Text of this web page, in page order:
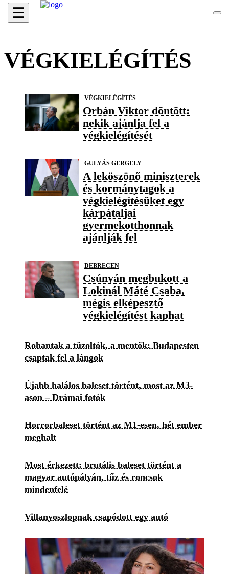
☰
VÉGKIELÉGÍTÉS
VÉGKIELÉGÍTÉS
Orbán Viktor döntött:
nekik ajánlja fel a
végkielégítését
GULYÁS GERGELY
A leköszönő miniszterek
és kormánytagok a
végkielégítésüket egy
kárpátaljai
gyermekotthonnak
ajánlják fel
DEBRECEN
Csúnyán megbukott a
Lokinál Máté Csaba,
mégis elképesztő
végkielégítést kaphat
Rohantak a tűzoltók, a mentők: Budapesten
csaptak fel a lángok
Újabb halálos baleset történt, most az M3-
ason – Drámai fotók
Horrorbaleset történt az M1-esen, hét ember
meghalt
Most érkezett: brutális baleset történt a
magyar autópályán, tűz és roncsok
mindenfelé
Villanyoszlopnak csapódott egy autó